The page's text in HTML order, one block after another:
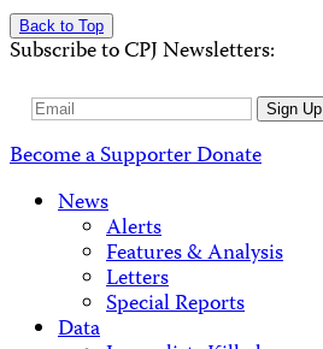
Back to Top
Subscribe to CPJ Newsletters:
Email
Sign Up
Become a SupporterDonate
News
Alerts
Features & Analysis
Letters
Special Reports
Data